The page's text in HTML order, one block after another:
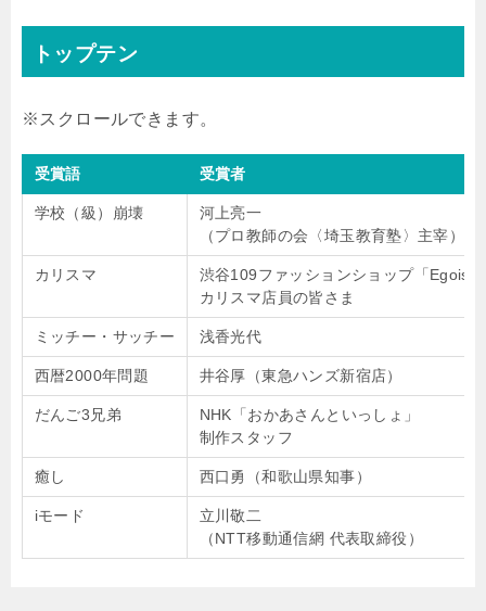
トップテン
受賞語 受賞者
学校（級）崩壊
河上亮一
（プロ教師の会〈埼玉教育塾〉主宰）
カリスマ
渋谷109ファッションショップ「Egoist
カリスマ店員の皆さま
ミッチー・サッチー 浅香光代
西暦2000年問題 井谷厚（東急ハンズ新宿店）
だんご3兄弟
NHK「おかあさんといっしょ」
制作スタッフ
癒し 西口勇（和歌山県知事）
iモード
立川敬二
（NTT移動通信網 代表取締役）